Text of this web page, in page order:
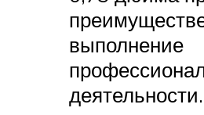
выполнение